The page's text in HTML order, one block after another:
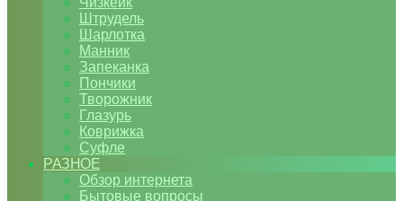
Штрудель
Шарлотка
Манник
Запеканка
Пончики
Творожник
Глазурь
Коврижка
Суфле
РАЗНОЕ
Обзор интернета
Бытовые вопросы